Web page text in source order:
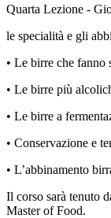
Quarta Lezione -
le specialità e gli
• Le birre che fanno
• Le birre più
• Le birre a
• Conservazione e
• L’abbinamento
Il corso sarà tenuto
Master of Food.